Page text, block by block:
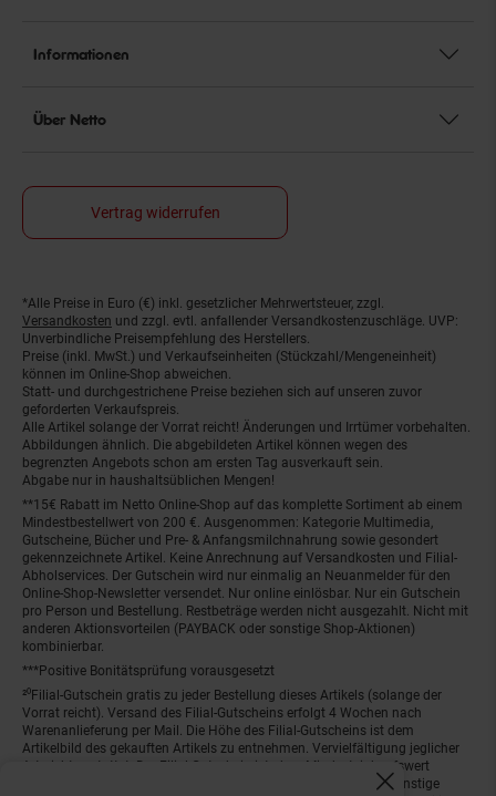
Fenster
Informationen
Über Netto
Vertrag widerrufen
Fußnoten
*Alle Preise in Euro (€) inkl. gesetzlicher Mehrwertsteuer, zzgl.
Versandkosten und zzgl. evtl. anfallender Versandkostenzuschläge. UVP:
Unverbindliche Preisempfehlung des Herstellers.
Preise (inkl. MwSt.) und Verkaufseinheiten (Stückzahl/Mengeneinheit)
können im Online-Shop abweichen.
Statt- und durchgestrichene Preise beziehen sich auf unseren zuvor
geforderten Verkaufspreis.
Alle Artikel solange der Vorrat reicht! Änderungen und Irrtümer vorbehalten.
Abbildungen ähnlich. Die abgebildeten Artikel können wegen des
begrenzten Angebots schon am ersten Tag ausverkauft sein.
Abgabe nur in haushaltsüblichen Mengen!
**15€ Rabatt im Netto Online-Shop auf das komplette Sortiment ab einem
Mindestbestellwert von 200 €. Ausgenommen: Kategorie Multimedia,
Gutscheine, Bücher und Pre- & Anfangsmilchnahrung sowie gesondert
gekennzeichnete Artikel. Keine Anrechnung auf Versandkosten und Filial-
Abholservices. Der Gutschein wird nur einmalig an Neuanmelder für den
Online-Shop-Newsletter versendet. Nur online einlösbar. Nur ein Gutschein
pro Person und Bestellung. Restbeträge werden nicht ausgezahlt. Nicht mit
anderen Aktionsvorteilen (PAYBACK oder sonstige Shop-Aktionen)
kombinierbar.
***Positive Bonitätsprüfung vorausgesetzt
²⁰Filial-Gutschein gratis zu jeder Bestellung dieses Artikels (solange der
Vorrat reicht). Versand des Filial-Gutscheins erfolgt 4 Wochen nach
Warenanlieferung per Mail. Die Höhe des Filial-Gutscheins ist dem
Artikelbild des gekauften Artikels zu entnehmen. Vervielfältigung jeglicher
Art nicht gestattet. Der Filial-Gutschein ist ohne Mindesteinkaufswert
einlösbar. Nicht mit anderen Aktionsvorteilen (PAYBACK oder sonstige